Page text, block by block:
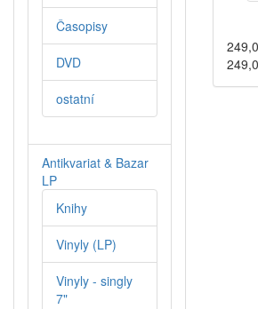
Časopisy
DVD
ostatní
Antikvariat & Bazar
LP
Knihy
Vinyly (LP)
Vinyly - singly
7"